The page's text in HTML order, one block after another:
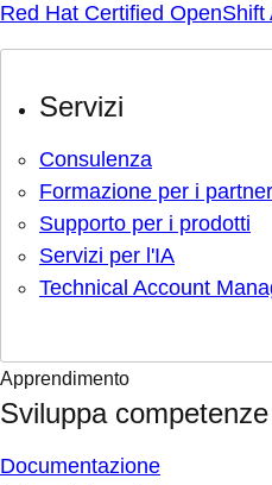
Red Hat Certified
Servizi
Consulenza
Formazione per i partner
Supporto per i prodotti
Servizi per l'IA
Technical Account
Apprendimento
Sviluppa competenze
Documentazione